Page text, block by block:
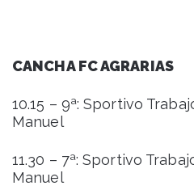
CANCHA FC AGRARIAS
10.15 – 9ª: Sportivo
Manuel
11.30 – 7ª: Sportivo
Manuel